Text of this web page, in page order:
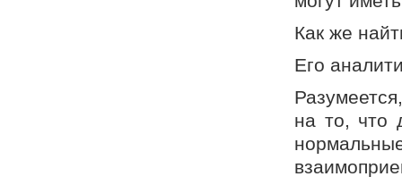
Как же
Его
на то, что